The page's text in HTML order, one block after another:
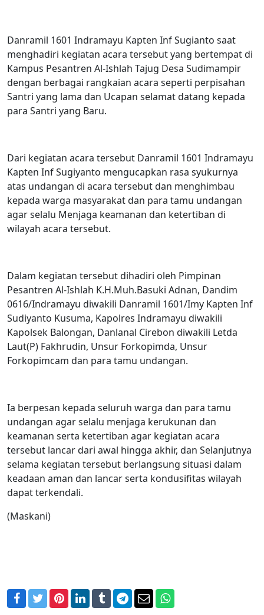
Danramil 1601 Indramayu Kapten Inf Sugianto saat
menghadiri kegiatan acara tersebut yang bertempat di
Kampus Pesantren Al-Ishlah Tajug Desa Sudimampir
dengan berbagai rangkaian acara seperti perpisahan
Santri yang lama dan Ucapan selamat datang kepada
para Santri yang Baru.
Dari kegiatan acara tersebut Danramil 1601 Indramayu
Kapten Inf Sugiyanto mengucapkan rasa syukurnya
atas undangan di acara tersebut dan menghimbau
kepada warga masyarakat dan para tamu undangan
agar selalu Menjaga keamanan dan ketertiban di
wilayah acara tersebut.
Dalam kegiatan tersebut dihadiri oleh Pimpinan
Pesantren Al-Ishlah K.H.Muh.Basuki Adnan, Dandim
0616/Indramayu diwakili Danramil 1601/Imy Kapten Inf
Sudiyanto Kusuma, Kapolres Indramayu diwakili
Kapolsek Balongan, Danlanal Cirebon diwakili Letda
Laut(P) Fakhrudin, Unsur Forkopimda, Unsur
Forkopimcam dan para tamu undangan.
Ia berpesan kepada seluruh warga dan para tamu
undangan agar selalu menjaga kerukunan dan
keamanan serta ketertiban agar kegiatan acara
tersebut lancar dari awal hingga akhir, dan Selanjutnya
selama kegiatan tersebut berlangsung situasi dalam
keadaan aman dan lancar serta kondusifitas wilayah
dapat terkendali.
(Maskani)
Facebook
TwitterPinterest
LinkedIn
TumblrTelegram
EmailWhatsApp